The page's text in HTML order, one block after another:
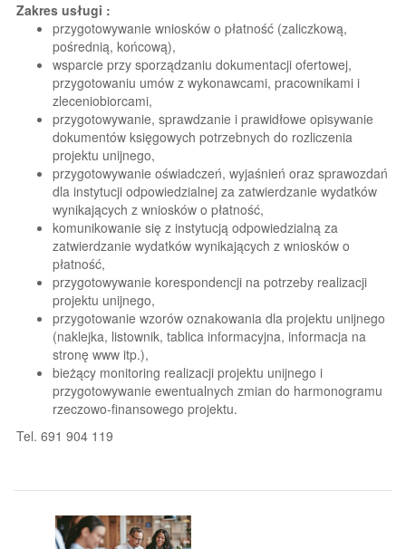
Zakres usługi :
przygotowywanie wniosków o płatność (zaliczkową,
pośrednią, końcową),
wsparcie przy sporządzaniu dokumentacji ofertowej,
przygotowaniu umów z wykonawcami, pracownikami i
zleceniobiorcami,
przygotowywanie, sprawdzanie i prawidłowe opisywanie
dokumentów księgowych potrzebnych do rozliczenia
projektu unijnego,
przygotowywanie oświadczeń, wyjaśnień oraz sprawozdań
dla instytucji odpowiedzialnej za zatwierdzanie wydatków
wynikających z wniosków o płatność,
komunikowanie się z instytucją odpowiedzialną za
zatwierdzanie wydatków wynikających z wniosków o
płatność,
przygotowywanie korespondencji na potrzeby realizacji
projektu unijnego,
przygotowanie wzorów oznakowania dla projektu unijnego
(naklejka, listownik, tablica informacyjna, informacja na
stronę www itp.),
bieżący monitoring realizacji projektu unijnego i
przygotowywanie ewentualnych zmian do harmonogramu
rzeczowo-finansowego projektu.
Tel. 691 904 119